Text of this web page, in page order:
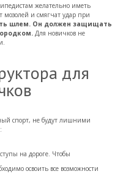
желательно иметь
и смягчат удар при
шлем. Он должен защищать
Для новичков не
для
спорт, не будут лишними
на дороге. Чтобы
освоить все возможности